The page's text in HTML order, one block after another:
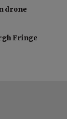
drone
Fringe